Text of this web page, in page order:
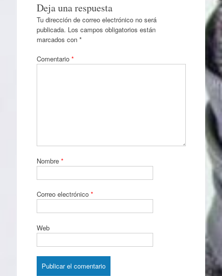
Deja una respuesta
Tu dirección de correo electrónico no será
publicada. Los campos obligatorios están
marcados con *
Comentario *
Nombre *
Correo electrónico *
Web